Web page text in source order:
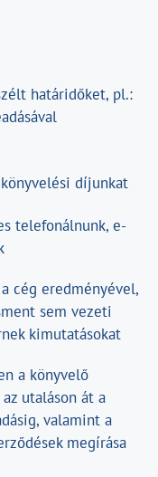
határidőket, pl.:
díjunkat
telefonálnunk, e-
cég eredményével,
sem vezeti
kimutatásokat
a könyvelő
utaláson át a
valamint a
megírása